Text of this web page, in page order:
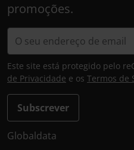
promoções.
Subscrever
Este site está protegido pelo
de Privacidade e os Termos de
Globaldata